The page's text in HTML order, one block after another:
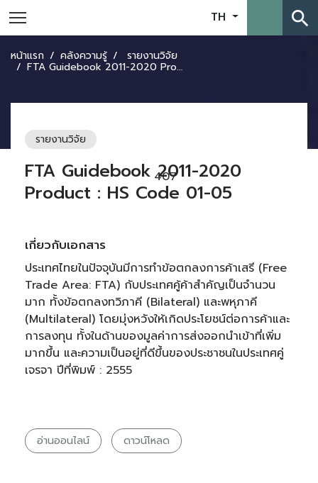
TH search
หน้าแรก คลังความรู้ รายงานวิจัย
FTA Guidebook 2011-2020 Product : HS Code 01-05
รายงานวิจัย
407
FTA Guidebook 2011-2020
Product : HS Code 01-05
เกี่ยวกับเอกสาร
ประเทศไทยในปัจจุบันมีการทำข้อตกลงการค้าเสรี (Free
Trade Area: FTA) กับประเทศคู้ค้าสำคัญเป็นจำนวน
มาก ทั้งข้อตกลงทวิภาคี (Bilateral) และพหุภาคี
(Multilateral) โดยมุ่งหวังให้เกิดประโยชน์ต่อการค้าและ
การลงทุน ทั้งในด้านของมูลค่าการส่งออกนำเข้าที่เพิ่ม
มากขึ้น และความเป็นอยู่ที่ดีขึ้นของประชาชนในประเทศคู่
เจรจา ปีที่พิมพ์ : 2555
อ่านออนไลน์ ดาวน์โหลด